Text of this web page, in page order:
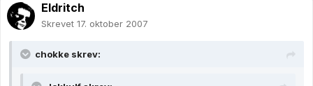
Eldritch
Skrevet 17. oktober 2007
chokke skrev: